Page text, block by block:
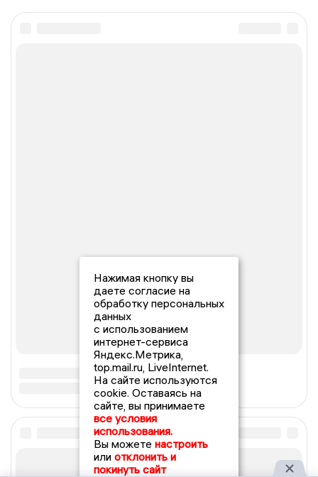
Нажимая кнопку вы
даете согласие на
обработку персональных
данных
с использованием
интернет-сервиса
Яндекс.Метрика,
top.mail.ru, LiveInternet.
На сайте используются
cookie. Оставаясь на
сайте, вы принимаете
все условия
использования.
Вы можете настроить
или отклонить и
покинуть сайт